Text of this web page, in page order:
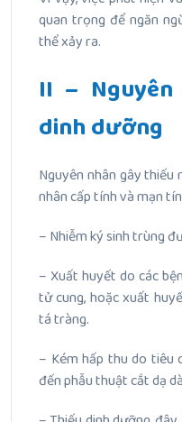
quan trọng để ngăn
thể xảy ra.
II –
dinh dưỡng
Nguyên nhân gây
nhân cấp tính và mạn
– Nhiễm ký sinh trùng
– Xuất huyết do các
tử cung, hoặc xuất
tá tràng.
– Kém hấp thu do tiêu
đến phẫu thuật cắt dạ